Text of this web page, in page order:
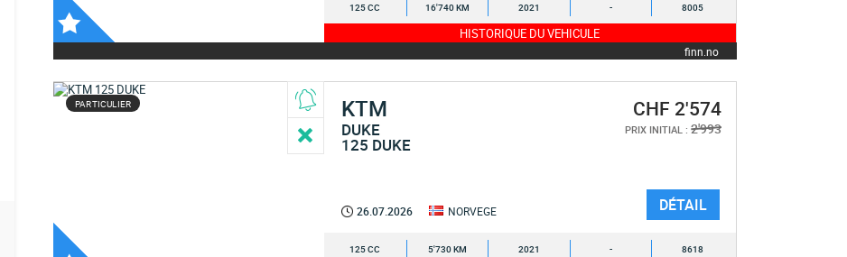
125 CC 16'740 KM 2021 - 8005
HISTORIQUE DU VEHICULE
finn.no
PARTICULIER KTM
DUKE
125 DUKE
CHF 2'574
PRIX INITIAL : 2'993
26.07.2026 NORVEGE DÉTAIL
125 CC 5'730 KM 2021 - 8618